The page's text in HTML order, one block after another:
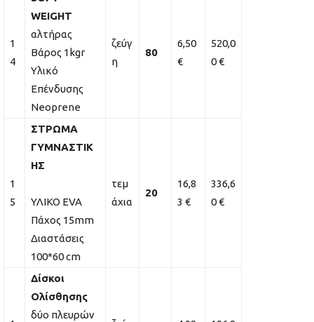
1
4
WEIGHT
αλτήρας
Βάρος 1kgr
Υλικό
Επένδυσης
Neoprene
ζεύγ
η
80
6,50
€
520,0
0 €
1
5
ΣΤΡΩΜΑ
ΓΥΜΝΑΣΤΙΚ
ΗΣ
ΥΛΙΚΟ EVA
Πάχος 15mm
Διαστάσεις
100*60 cm
τεμ
άχια
20
16,8
3 €
336,6
0 €
Δίσκοι
Ολίσθησης
δύο πλευρών